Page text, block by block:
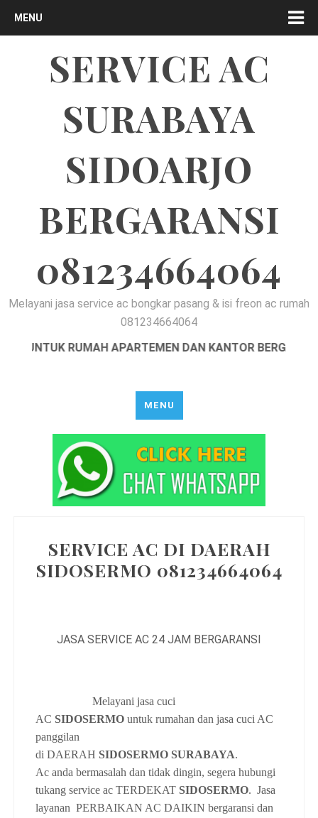
MENU
SERVICE AC
SURABAYA
SIDOARJO
BERGARANSI
081234664064
Melayani jasa service ac bongkar pasang & isi freon ac rumah
081234664064
RUMAH APARTEMEN DAN KANTOR BERGARANSI
MENU
SERVICE AC DI DAERAH
SIDOSERMO 081234664064
Melayani jasa cuci
AC SIDOSERMO untuk rumahan dan jasa cuci AC
panggilan
di DAERAH SIDOSERMO SURABAYA.
Ac anda bermasalah dan tidak dingin, segera hubungi
tukang service ac TERDEKAT SIDOSERMO. Jasa
layanan PERBAIKAN AC DAIKIN bergaransi dan